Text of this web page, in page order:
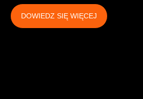
DOWIEDZ SIĘ WIĘCEJ